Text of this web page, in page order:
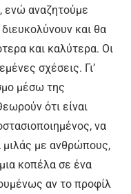
ενώ αναζητούμε
και θα
και καλύτερα. Οι
σχέσεις. Γι’
μέσω της
ότι είναι
να
μιλάς με ανθρώπους,
κοπέλα σε ένα
αν το προφίλ